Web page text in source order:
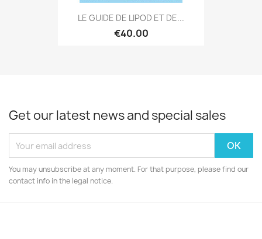
LE GUIDE DE LiPOD ET DE...
€40.00
Get our latest news and special sales
You may unsubscribe at any moment. For that purpose, please find our
contact info in the legal notice.